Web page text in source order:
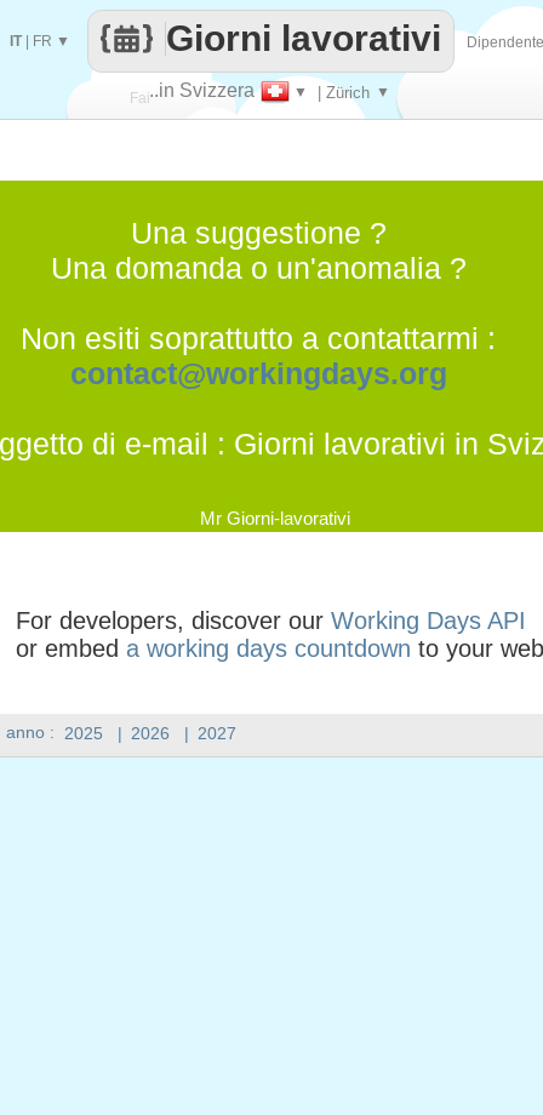
Fai
contare
..in Svizzera ▼ | Zürich ▼
Giorni lavorativi
IT| FR ▼
anno : 2025 | 2026 | 2027
Una suggestione ?
Una domanda o un'anomalia ?
Non esiti soprattutto a contattarmi :
contact@workingdays.org
di e-mail : Giorni lavorativi in
Mr Giorni-lavorativi
For developers, discover our Working Days API
or embed a working days countdown to your